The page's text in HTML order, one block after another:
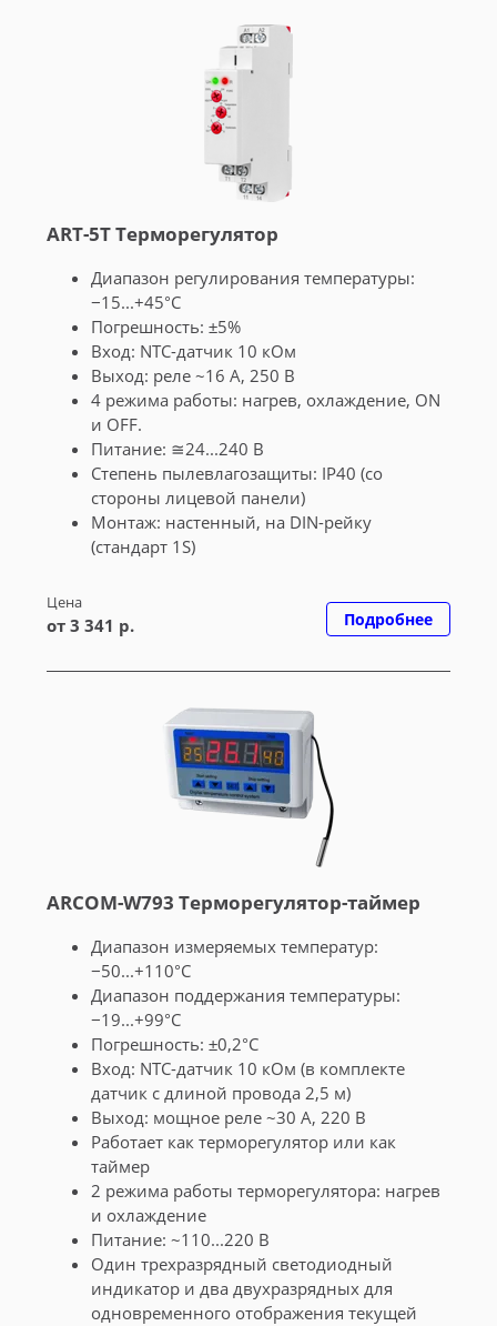
ART-5T Терморегулятор
Диапазон регулирования температуры:
−15...+45°C
Погрешность: ±5%
Вход: NTC-датчик 10 кОм
Выход: реле ~16 А, 250 В
4 режима работы: нагрев, охлаждение, ON
и OFF.
Питание: ≅24...240 В
Степень пылевлагозащиты: IP40 (со
стороны лицевой панели)
Монтаж: настенный, на DIN-рейку
(стандарт 1S)
Цена
от 3 341 р. Подробнее
ARCOM-W793 Терморегулятор-таймер
Диапазон измеряемых температур:
−50...+110°С
Диапазон поддержания температуры:
−19...+99°С
Погрешность: ±0,2°С
Вход: NTC-датчик 10 кОм (в комплекте
датчик с длиной провода 2,5 м)
Выход: мощное реле ~30 А, 220 В
Работает как терморегулятор или как
таймер
2 режима работы терморегулятора: нагрев
и охлаждение
Питание: ~110...220 В
Один трехразрядный светодиодный
индикатор и два двухразрядных для
одновременного отображения текущей